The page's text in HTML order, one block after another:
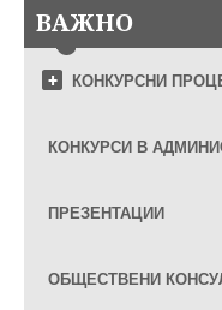
ВАЖНО
КОНКУРСНИ
КОНКУРСИ В
ПРЕЗЕНТАЦИИ
ОБЩЕСТВЕНИ